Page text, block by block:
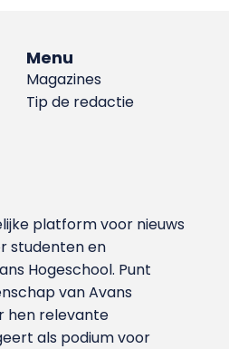
Menu
Magazines
Tip de redactie
platform voor nieuws
studenten en
Hoge­school. Punt
van Avans
hen relevante
als podium voor